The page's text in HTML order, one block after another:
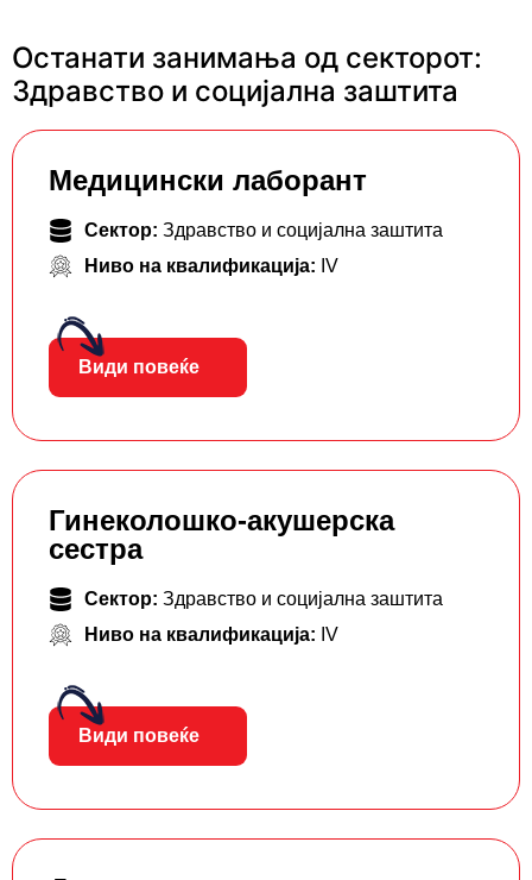
Останати занимања од секторот:
Здравство и социјална заштита
Mедицински лаборант
Сектор: Здравство и социјална заштита
Ниво на квалификација: IV
Види повеќе
Гинеколошко-акушерска
сестра
Сектор: Здравство и социјална заштита
Ниво на квалификација: IV
Види повеќе